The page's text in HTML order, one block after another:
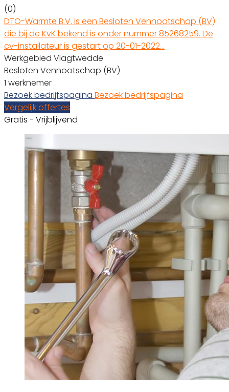
(0)
DTO-Warmte B.V. is een Besloten Vennootschap (BV)
die bij de KvK bekend is onder nummer 85268259. De
cv-installateur is gestart op 20-01-2022…
Werkgebied Vlagtwedde
Besloten Vennootschap (BV)
1 werknemer
Bezoek bedrijfspagina Bezoek bedrijfspagina
Vergelijk offertes
Gratis - Vrijblijvend